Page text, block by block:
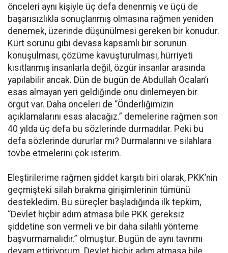
önceleri aynı kişiyle üç defa denenmiş ve üçü de
başarısızlıkla sonuçlanmış olmasına rağmen yeniden
denemek, üzerinde düşünülmesi gereken bir konudur.
Kürt sorunu gibi devasa kapsamlı bir sorunun
konuşulması, çözüme kavuşturulması, hürriyeti
kısıtlanmış insanlarla değil, özgür insanlar arasında
yapılabilir ancak. Dün de bugün de Abdullah Öcalan’ı
esas almayan yeri geldiğinde onu dinlemeyen bir
örgüt var. Daha önceleri de “Önderliğimizin
açıklamalarını esas alacağız.” demelerine rağmen son
40 yılda üç defa bu sözlerinde durmadılar. Peki bu
defa sözlerinde dururlar mı? Durmalarını ve silahlara
tövbe etmelerini çok isterim.
Eleştirilerime rağmen şiddet karşıtı biri olarak, PKK’nin
geçmişteki silah bırakma girişimlerinin tümünü
destekledim. Bu süreçler başladığında ilk tepkim,
“Devlet hiçbir adım atmasa bile PKK gereksiz
şiddetine son vermeli ve bir daha silahlı yönteme
başvurmamalıdır.” olmuştur. Bugün de aynı tavrımı
devam ettiriyorum. Devlet hiçbir adım atmasa bile